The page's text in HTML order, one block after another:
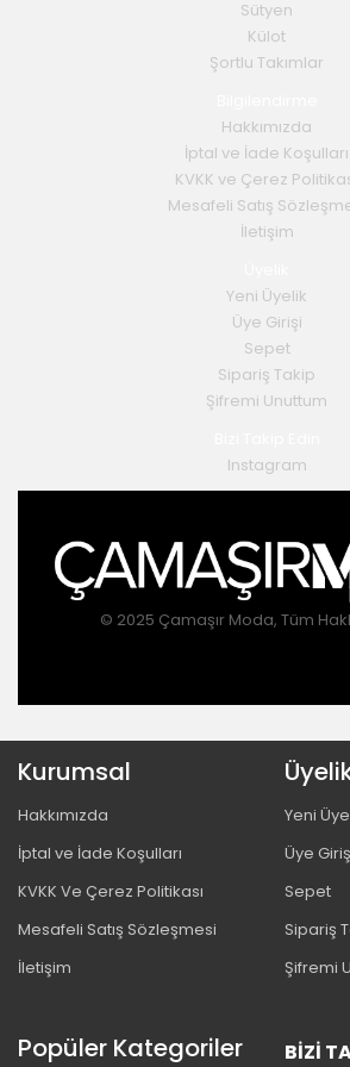
Sütyen
Külot
Şortlu Takımlar
Hakkımızda
İptal ve İade Koşulları
KVKK ve Çerez
Mesafeli Satış
İletişim
Yeni Üyelik
Üye Girişi
Sepet
Sipariş Takip
Şifremi Unuttum
Instagram
© 2025 Çamaşır Moda, Tüm
Kurumsal
Hakkımızda
İptal ve İade Koşulları
KVKK Ve Çerez Politikası
Mesafeli Satış Sözleşmesi
İletişim
Yeni
Üye
Sepet
Sipariş
Şifremi
Popüler Kategoriler BIZI